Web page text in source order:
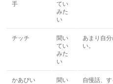
手
てい
みた
い
チッチ
聞い
てい
みた
い
あまり自
い。
かあぴい
聞い
自慢話、